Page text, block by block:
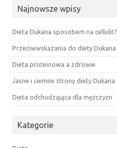
Najnowsze wpisy
Dieta Dukana sposobem na cellulit?
Przeciwwskazania do diety Dukana
Dieta proteinowa a zdrowie
Jasne i ciemne strony diety Dukana
Dieta odchudzająca dla mężczyzn
Kategorie